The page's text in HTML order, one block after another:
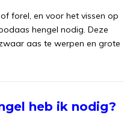
forel, en voor het vissen op
hengel nodig. Deze
aas te werpen en grote
heb ik nodig?